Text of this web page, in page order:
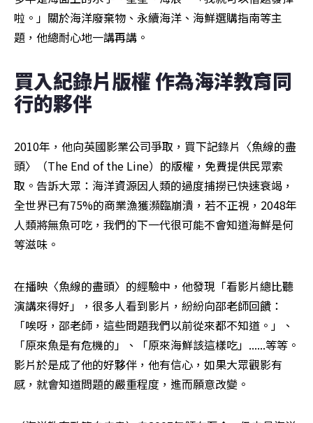
啦。」關於海洋廢棄物、永續海洋、海鮮選購指南等主
題，他總耐心地一講再講。
買入紀錄片版權 作為海洋教育同
行的夥伴
2010年，他向英國影業公司爭取，買下記錄片〈魚線的盡
頭〉（The End of the Line）的版權，免費提供民眾索
取。告訴大眾：海洋資源因人類的過度捕撈已快速衰竭，
全世界已有75%的商業漁獲瀕臨崩潰，若不正視，2048年
人類將無魚可吃，我們的下一代很可能不會知道海鮮是何
等滋味。
在播映〈魚線的盡頭〉的經驗中，他發現「看影片總比聽
演講來得好」，很多人看到影片，紛紛向邵老師回饋：
「唉呀，邵老師，這些問題我們以前從來都不知道。」、
「原來魚是有危機的」、「原來海鮮該這樣吃」......等等。
影片於是成了他的好夥伴，他有信心，如果大眾觀影有
感，就會知道問題的嚴重程度，進而願意改變。